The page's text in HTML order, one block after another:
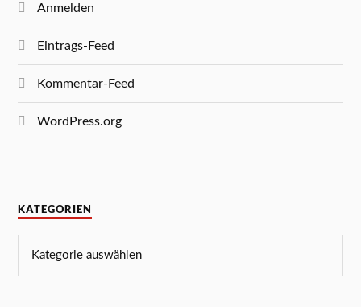
Anmelden
Eintrags-Feed
Kommentar-Feed
WordPress.org
KATEGORIEN